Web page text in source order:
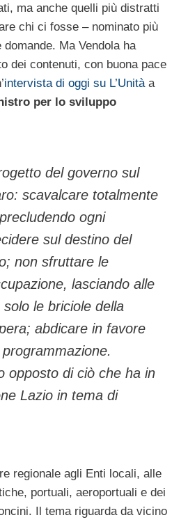
ma anche quelli più distratti
chi ci fosse – nominato più
Ma Vendola ha
dei contenuti, con buona pace
intervista di oggi su L’Unità a
per lo sviluppo
del governo sul
scavalcare totalmente
ogni
sul destino del
non sfruttare le
lasciando alle
le briciole della
abdicare in favore
opposto di ciò che ha in
Lazio in tema di
regionale agli Enti locali, alle
portuali, aeroportuali e dei
Il tema riguarda da vicino